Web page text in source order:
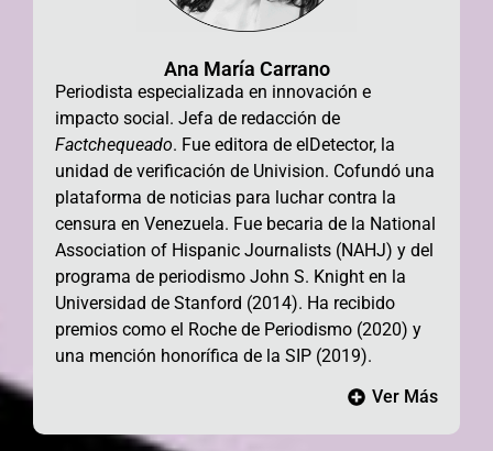
Ana María Carrano
Periodista especializada en innovación e
impacto social. Jefa de redacción de
Factchequeado. Fue editora de elDetector, la
unidad de verificación de Univision. Cofundó una
plataforma de noticias para luchar contra la
censura en Venezuela. Fue becaria de la National
Association of Hispanic Journalists (NAHJ) y del
programa de periodismo John S. Knight en la
Universidad de Stanford (2014). Ha recibido
premios como el Roche de Periodismo (2020) y
una mención honorífica de la SIP (2019).
Ver Más